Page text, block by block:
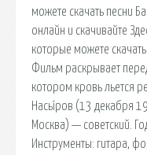
можете скачать песни
онлайн и скачивайте
которые можете
Фильм раскрывает
котором кровь льется
Насы́ров (13 декабря
Москва) — советский.
Инструменты: гитара,